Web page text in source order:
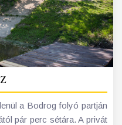
a Bodrog folyó partján
pár perc sétára. A privát